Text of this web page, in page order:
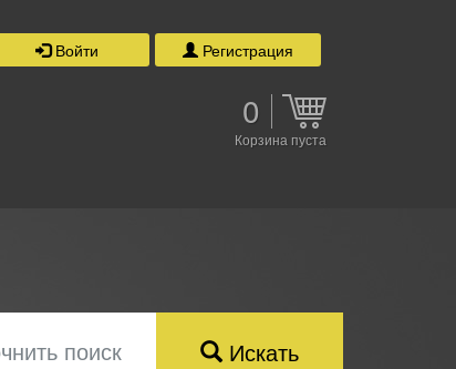
Войти Регистрация
0
Корзина пуста
поиск Искать